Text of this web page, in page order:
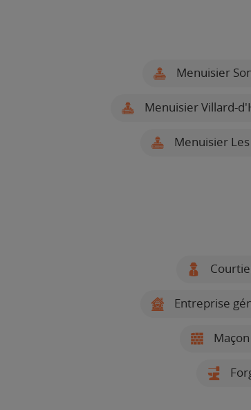
Menuisier
Menuisier Villard-
Menuisier
Entreprise